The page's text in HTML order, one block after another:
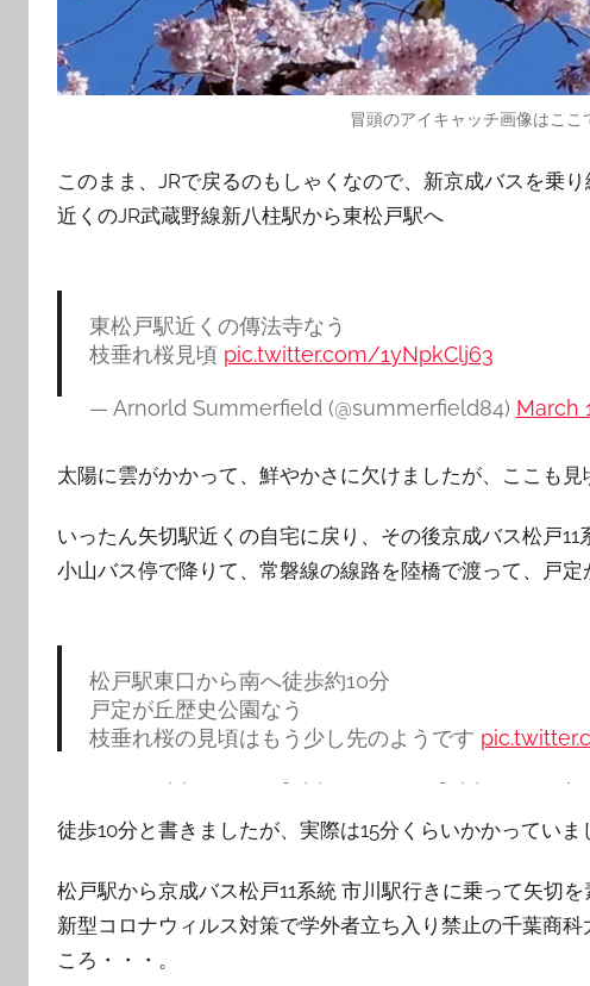
冒頭のアイキャッチ画像はここ
このまま、JRで戻るのもしゃくなので、新京成バスを乗り
近くのJR武蔵野線新八柱駅から東松戸駅へ
東松戸駅近くの傳法寺なう
枝垂れ桜見頃 pic.twitter.com/1yNpkClj63
— Arnorld Summerfield (@summerfield84) March
太陽に雲がかかって、鮮やかさに欠けましたが、ここも見
いったん矢切駅近くの自宅に戻り、その後京成バス松戸11
小山バス停で降りて、常磐線の線路を陸橋で渡って、戸定
松戸駅東口から南へ徒歩約10分
戸定が丘歴史公園なう
枝垂れ桜の見頃はもう少し先のようです
— Arnorld Summerfield (@summerfield84) March
徒歩10分と書きましたが、実際は15分くらいかかっていま
松戸駅から京成バス松戸11系統 市川駅行きに乗って矢切
新型コロナウィルス対策で学外者立ち入り禁止の千葉商
ころ・・・。